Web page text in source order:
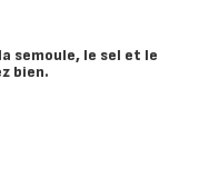
semoule, le sel et le
bien.